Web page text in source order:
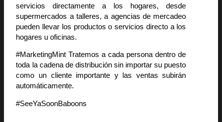
servicios directamente a los hogares, desde
supermercados a talleres, a agencias de mercadeo
pueden llevar los productos o servicios directo a los
hogares u oficinas.
#MarketingMint Tratemos a cada persona dentro de
toda la cadena de distribución sin importar su puesto
como un cliente importante y las ventas subirán
automáticamente.
#SeeYaSoonBaboons